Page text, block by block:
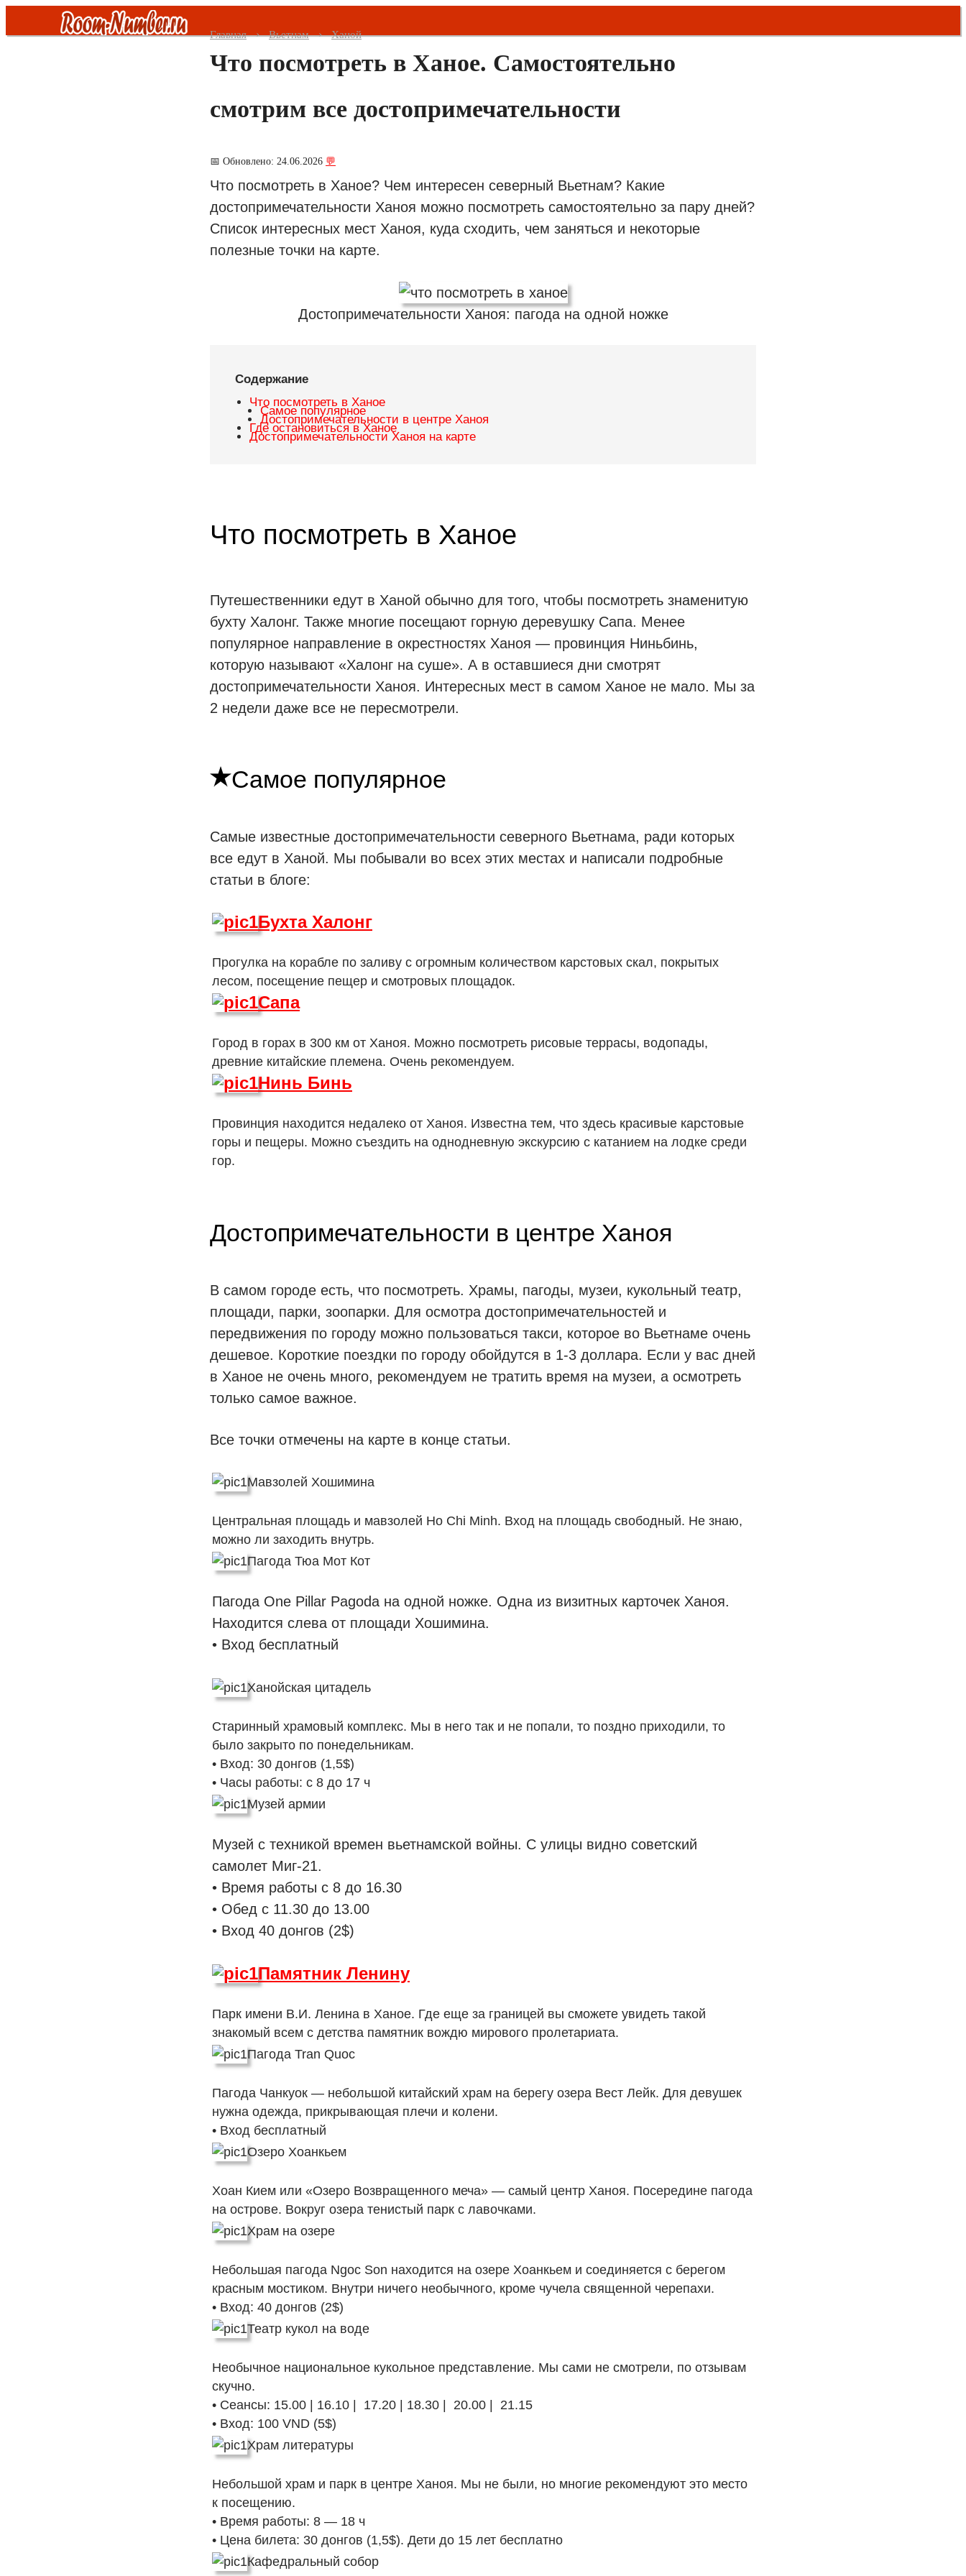
Главная Вьетнам Ханой
Что посмотреть в Ханое. Самостоятельно
смотрим все достопримечательности
📅 Обновлено: 24.06.2026 💬
Что посмотреть в Ханое? Чем интересен северный Вьетнам? Какие
достопримечательности Ханоя можно посмотреть самостоятельно за пару дней?
Список интересных мест Ханоя, куда сходить, чем заняться и некоторые
полезные точки на карте.
Достопримечательности Ханоя: пагода на одной ножке
Содержание
Что посмотреть в Ханое
Самое популярное
Достопримечательности в центре Ханоя
Где остановиться в Ханое
Достопримечательности Ханоя на карте
Что посмотреть в Ханое
Путешественники едут в Ханой обычно для того, чтобы посмотреть знаменитую
бухту Халонг. Также многие посещают горную деревушку Сапа. Менее
популярное направление в окрестностях Ханоя — провинция Ниньбинь,
которую называют «Халонг на суше». А в оставшиеся дни смотрят
достопримечательности Ханоя. Интересных мест в самом Ханое не мало. Мы за
2 недели даже все не пересмотрели.
Самое популярное
Самые известные достопримечательности северного Вьетнама, ради которых
все едут в Ханой. Мы побывали во всех этих местах и написали подробные
статьи в блоге:
Бухта Халонг
Прогулка на корабле по заливу с огромным количеством карстовых скал, покрытых
лесом, посещение пещер и смотровых площадок.
Сапа
Город в горах в 300 км от Ханоя. Можно посмотреть рисовые террасы, водопады,
древние китайские племена. Очень рекомендуем.
Нинь Бинь
Провинция находится недалеко от Ханоя. Известна тем, что здесь красивые карстовые
горы и пещеры. Можно съездить на однодневную экскурсию с катанием на лодке среди
гор.
Достопримечательности в центре Ханоя
В самом городе есть, что посмотреть. Храмы, пагоды, музеи, кукольный театр,
площади, парки, зоопарки. Для осмотра достопримечательностей и
передвижения по городу можно пользоваться такси, которое во Вьетнаме очень
дешевое. Короткие поездки по городу обойдутся в 1-3 доллара. Если у вас дней
в Ханое не очень много, рекомендуем не тратить время на музеи, а осмотреть
только самое важное.
Все точки отмечены на карте в конце статьи.
Мавзолей Хошимина
Центральная площадь и мавзолей Ho Chi Minh. Вход на площадь свободный. Не знаю,
можно ли заходить внутрь.
Пагода Тюа Мот Кот
Пагода One Pillar Pagoda на одной ножке. Одна из визитных карточек Ханоя.
Находится слева от площади Хошимина.
• Вход бесплатный
Ханойская цитадель
Старинный храмовый комплекс. Мы в него так и не попали, то поздно приходили, то
было закрыто по понедельникам.
• Вход: 30 донгов (1,5$)
• Часы работы: с 8 до 17 ч
Музей армии
Музей с техникой времен вьетнамской войны. С улицы видно советский
самолет Миг-21.
• Время работы с 8 до 16.30
• Обед с 11.30 до 13.00
• Вход 40 донгов (2$)
Памятник Ленину
Парк имени В.И. Ленина в Ханое. Где еще за границей вы сможете увидеть такой
знакомый всем с детства памятник вождю мирового пролетариата.
Пагода Tran Quoc
Пагода Чанкуок — небольшой китайский храм на берегу озера Вест Лейк. Для девушек
нужна одежда, прикрывающая плечи и колени.
• Вход бесплатный
Озеро Хоанкьем
Хоан Кием или «Озеро Возвращенного меча» — самый центр Ханоя. Посередине пагода
на острове. Вокруг озера тенистый парк с лавочками.
Храм на озере
Небольшая пагода Ngoc Son находится на озере Хоанкьем и соединяется с берегом
красным мостиком. Внутри ничего необычного, кроме чучела священной черепахи.
• Вход: 40 донгов (2$)
Театр кукол на воде
Необычное национальное кукольное представление. Мы сами не смотрели, по отзывам
скучно.
• Сеансы: 15.00 | 16.10 | 17.20 | 18.30 | 20.00 | 21.15
• Вход: 100 VND (5$)
Храм литературы
Небольшой храм и парк в центре Ханоя. Мы не были, но многие рекомендуют это место
к посещению.
• Время работы: 8 — 18 ч
• Цена билета: 30 донгов (1,5$). Дети до 15 лет бесплатно
Кафедральный собор